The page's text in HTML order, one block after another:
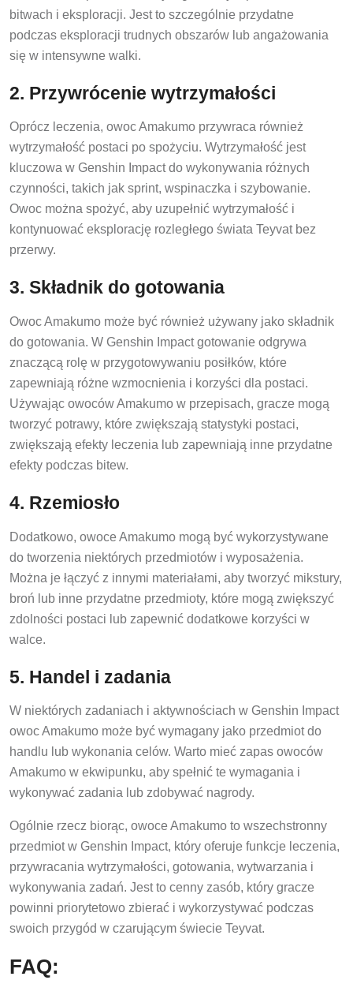
bitwach i eksploracji. Jest to szczególnie przydatne
podczas eksploracji trudnych obszarów lub angażowania
się w intensywne walki.
2. Przywrócenie wytrzymałości
Oprócz leczenia, owoc Amakumo przywraca również
wytrzymałość postaci po spożyciu. Wytrzymałość jest
kluczowa w Genshin Impact do wykonywania różnych
czynności, takich jak sprint, wspinaczka i szybowanie.
Owoc można spożyć, aby uzupełnić wytrzymałość i
kontynuować eksplorację rozległego świata Teyvat bez
przerwy.
3. Składnik do gotowania
Owoc Amakumo może być również używany jako składnik
do gotowania. W Genshin Impact gotowanie odgrywa
znaczącą rolę w przygotowywaniu posiłków, które
zapewniają różne wzmocnienia i korzyści dla postaci.
Używając owoców Amakumo w przepisach, gracze mogą
tworzyć potrawy, które zwiększają statystyki postaci,
zwiększają efekty leczenia lub zapewniają inne przydatne
efekty podczas bitew.
4. Rzemiosło
Dodatkowo, owoce Amakumo mogą być wykorzystywane
do tworzenia niektórych przedmiotów i wyposażenia.
Można je łączyć z innymi materiałami, aby tworzyć mikstury,
broń lub inne przydatne przedmioty, które mogą zwiększyć
zdolności postaci lub zapewnić dodatkowe korzyści w
walce.
5. Handel i zadania
W niektórych zadaniach i aktywnościach w Genshin Impact
owoc Amakumo może być wymagany jako przedmiot do
handlu lub wykonania celów. Warto mieć zapas owoców
Amakumo w ekwipunku, aby spełnić te wymagania i
wykonywać zadania lub zdobywać nagrody.
Ogólnie rzecz biorąc, owoce Amakumo to wszechstronny
przedmiot w Genshin Impact, który oferuje funkcje leczenia,
przywracania wytrzymałości, gotowania, wytwarzania i
wykonywania zadań. Jest to cenny zasób, który gracze
powinni priorytetowo zbierać i wykorzystywać podczas
swoich przygód w czarującym świecie Teyvat.
FAQ: